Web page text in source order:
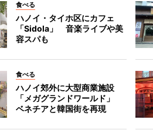
食べる
ハノイ・タイホ区にカフェ
「Sidola」 音楽ライブや美
容スパも
食べる
ハノイ郊外に大型商業施設
「メガグランドワールド」
ベネチアと韓国街を再現